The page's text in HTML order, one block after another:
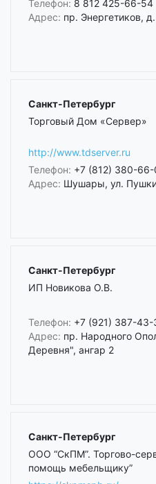
Телефон: 8 812 425-66-54
Адрес: пр. Энергетиков,
Санкт-Петербург
Торговый Дом «Сервер»
http://www.tdserver.ru
Телефон: +7 (812) 380-66-
Адрес: Шушары, ул.
Санкт-Петербург
ИП Новикова О.В.
Телефон: +7 (921) 387-
Адрес: пр. Народного
Деревня", ангар 2
Санкт-Петербург
ООО “СкПМ”. Торгово-
помощь мебельщику”